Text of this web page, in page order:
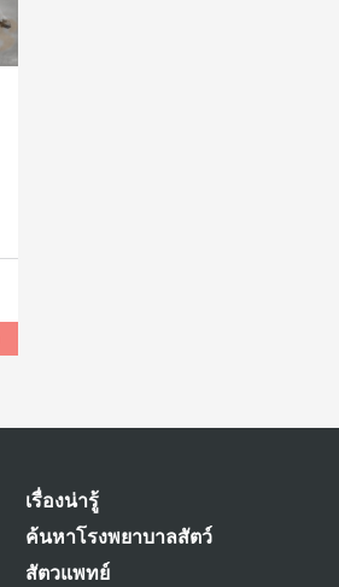
เรื่องน่ารู้
ค้นหาโรงพยาบาลสัตว์
สัตวแพทย์